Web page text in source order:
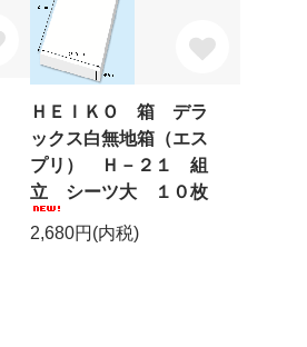
ＨＥＩＫＯ 箱 デラ
ックス白無地箱（エス
プリ） Ｈ－２１ 組
立 シーツ大 １０枚
2,680円(内税)